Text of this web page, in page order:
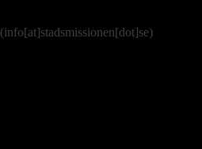
(info[at]stadsmissionen[dot]se)